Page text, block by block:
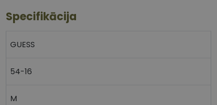
Specifikācija
GUESS
54-16
M